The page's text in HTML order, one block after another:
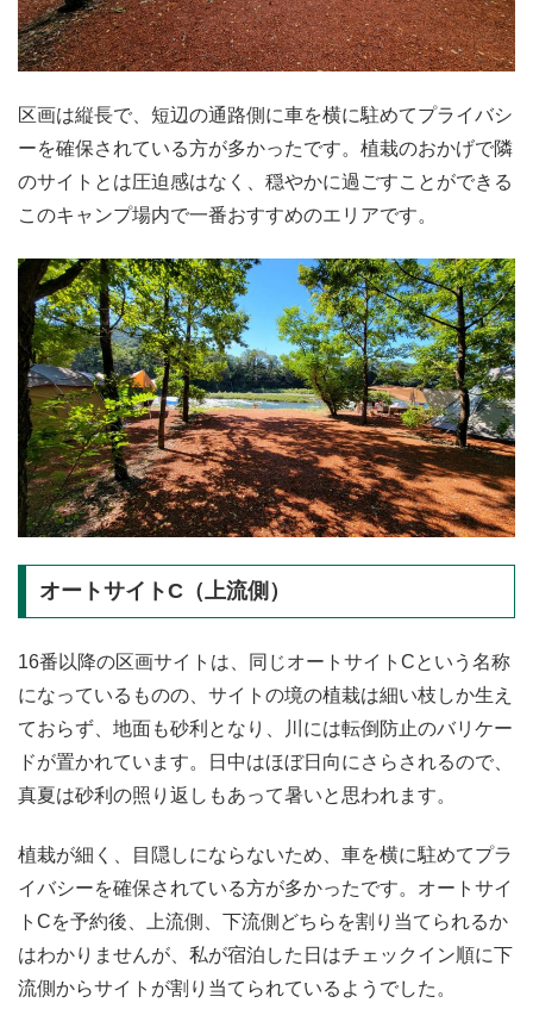
区画は縦長で、短辺の通路側に車を横に駐めてプライバシ
ーを確保されている方が多かったです。植栽のおかげで隣
のサイトとは圧迫感はなく、穏やかに過ごすことができる
このキャンプ場内で一番おすすめのエリアです。
オートサイトC（上流側）
16番以降の区画サイトは、同じオートサイトCという名称
になっているものの、サイトの境の植栽は細い枝しか生え
ておらず、地面も砂利となり、川には転倒防止のバリケー
ドが置かれています。日中はほぼ日向にさらされるので、
真夏は砂利の照り返しもあって暑いと思われます。
植栽が細く、目隠しにならないため、車を横に駐めてプラ
イバシーを確保されている方が多かったです。オートサイ
トCを予約後、上流側、下流側どちらを割り当てられるか
はわかりませんが、私が宿泊した日はチェックイン順に下
流側からサイトが割り当てられているようでした。